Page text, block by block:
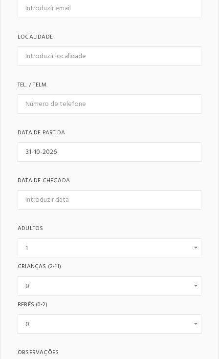
LOCALIDADE
TEL. / TELM.
DATA DE PARTIDA
DATA DE CHEGADA
ADULTOS
CRIANÇAS (2-11)
BEBÉS (0-2)
OBSERVAÇÕES